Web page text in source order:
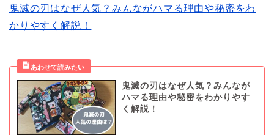
鬼滅の刃はなぜ人気？みんながハマる理由や秘密をわ
かりやすく解説！
鬼滅の刃はなぜ人気？みんなが
ハマる理由や秘密をわかりやす
く解説！